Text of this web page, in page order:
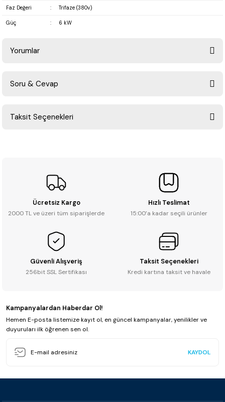
Faz Değeri : Trifaze (380v)
Güç : 6 kW
Yorumlar
Soru & Cevap
Taksit Seçenekleri
Ücretsiz Kargo
2000 TL ve üzeri tüm siparişlerde
Hızlı Teslimat
15:00’a kadar seçili ürünler
Güvenli Alışveriş
256bit SSL Sertifikası
Taksit Seçenekleri
Kredi kartına taksit ve havale
Kampanyalardan Haberdar Ol!
Hemen E-posta listemize kayıt ol, en güncel kampanyalar, yenilikler ve
duyuruları ilk öğrenen sen ol.
KAYDOL